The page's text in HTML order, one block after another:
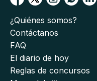
¿Quiénes somos?
Contáctanos
FAQ
El diario de hoy
Reglas de concursos